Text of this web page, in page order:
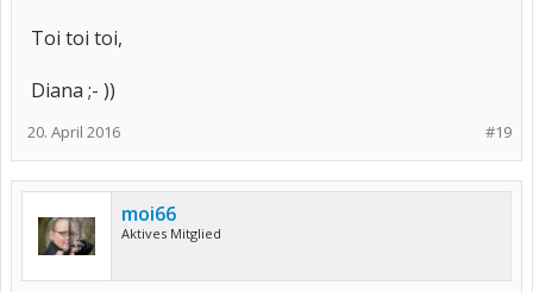
Toi toi toi,
Diana ;- ))
#19
20. April 2016
moi66
Aktives Mitglied